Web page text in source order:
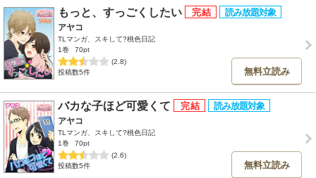
もっと、すっごくしたい
アヤコ
TLマンガ、スキして?桃色日記
1巻
70pt
(2.8)
投稿数5件
無料立読み
バカな子ほど可愛くて
アヤコ
TLマンガ、スキして?桃色日記
1巻
70pt
(2.6)
投稿数5件
無料立読み